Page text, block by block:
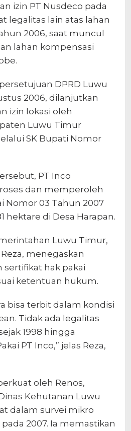
izin PT Nusdeco pada
legalitas lain atas lahan
2006, saat muncul
lahan kompensasi
DPRD Luwu
2006, dilanjutkan
izin lokasi oleh
Luwu Timur
SK Bupati Nomor
PT Inco
dan memperoleh
Nomor 03 Tahun 2007
hektare di Desa Harapan.
Luwu Timur,
menegaskan
hak pakai
ketentuan hukum.
bisa terbit dalam kondisi
Tidak ada legalitas
1998 hingga
PT Inco,” jelas Reza,
oleh Renos,
Kehutanan Luwu
dalam survei mikro
2007. Ia memastikan